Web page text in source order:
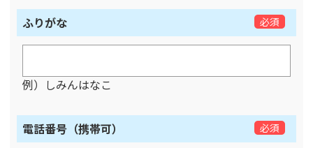
ふりがな 必須
例）しみんはなこ
電話番号（携帯可） 必須